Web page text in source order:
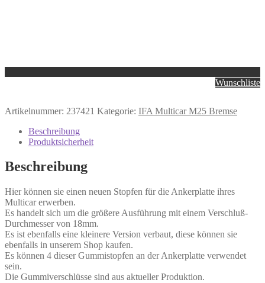
Wunschliste
Artikelnummer: 237421 Kategorie: IFA Multicar M25 Bremse
Beschreibung
Produktsicherheit
Beschreibung
Hier können sie einen neuen Stopfen für die Ankerplatte ihres
Multicar erwerben.
Es handelt sich um die größere Ausführung mit einem Verschluß-
Durchmesser von 18mm.
Es ist ebenfalls eine kleinere Version verbaut, diese können sie
ebenfalls in unserem Shop kaufen.
Es können 4 dieser Gummistopfen an der Ankerplatte verwendet
sein.
Die Gummiverschlüsse sind aus aktueller Produktion.